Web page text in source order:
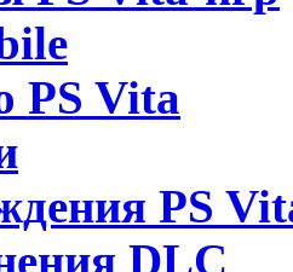
PS Vita
PS
DLC